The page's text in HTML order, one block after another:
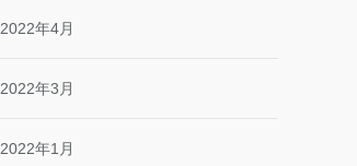
2022年4月
2022年3月
2022年1月